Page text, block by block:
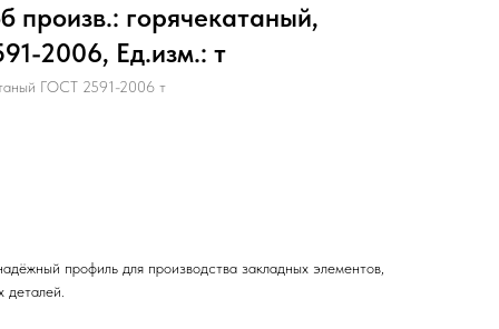
произв.: горячекатаный,
2006, Ед.изм.: т
ГОСТ 2591-2006 т
профиль для производства закладных элементов,
деталей.